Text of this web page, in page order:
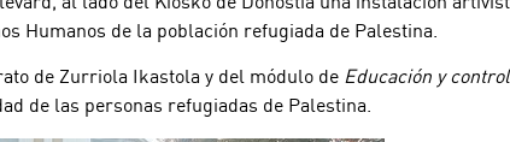
Humanos de la población refugiada de Palestina.
de Zurriola Ikastola y del módulo de Educación y
de las personas refugiadas de Palestina.